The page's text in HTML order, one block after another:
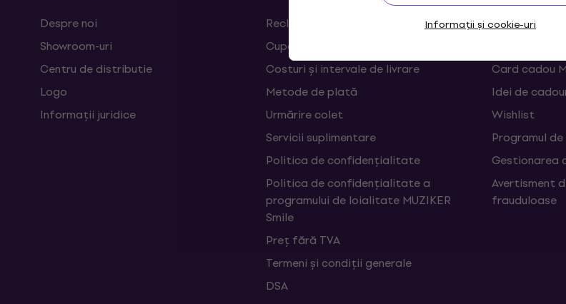
Informații și cookie-uri
Despre noi
Showroom-uri
Centru de distributie
Logo
Informații juridice
Reclamații și retrageri din contract
Cupoane
Costuri și intervale de livrare
Metode de plată
Urmărire colet
Servicii suplimentare
Politica de confidențialitate
Politica de confidențialitate a
programului de loialitate MUZIKER
Smile
Preț fără TVA
Termeni și condiții generale
DSA
FAQ -
Card cadou
Idei de
Wishlist
Programul
Gestionarea
Avertisment
frauduloase